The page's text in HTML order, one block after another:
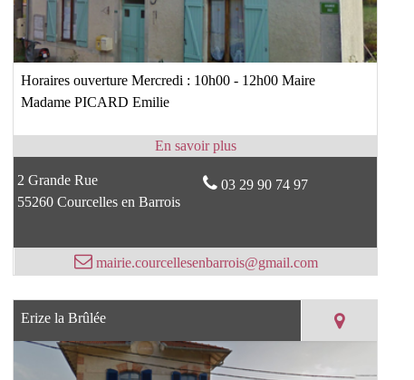
Horaires ouverture Mercredi : 10h00 - 12h00 Maire
Madame PICARD Emilie
2 Grande Rue
55260 Courcelles en Barrois
03 29 90 74 97
mairie.courcellesenbarrois@gmail.com
Erize la Brûlée